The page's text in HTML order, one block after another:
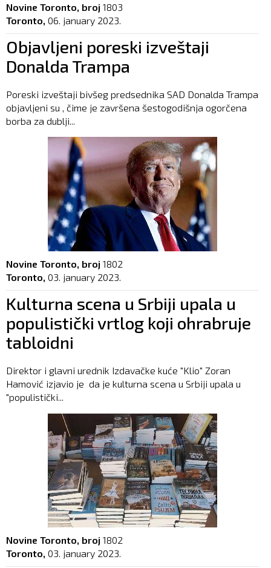
Novine Toronto, broj 1803
Toronto, 06. january 2023.
Objavljeni poreski izveštaji
Donalda Trampa
Poreski izveštaji bivšeg predsednika SAD Donalda Trampa
objavljeni su , čime je završena šestogodišnja ogorčena
borba za dublji...
Novine Toronto, broj 1802
Toronto, 03. january 2023.
Kulturna scena u Srbiji upala u
populistički vrtlog koji ohrabruje
tabloidni
Direktor i glavni urednik Izdavačke kuće "Klio" Zoran
Hamović izjavio je da je kulturna scena u Srbiji upala u
"populistički...
Novine Toronto, broj 1802
Toronto, 03. january 2023.